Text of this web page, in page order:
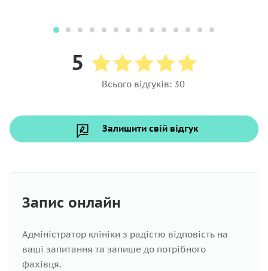
5
Всього відгуків: 30
Залишити свій відгук
Запис онлайн
Адміністратор клініки з радістю відповість на
ваші запитання та запише до потрібного
фахівця.